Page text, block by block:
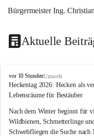
Bürgermeister Ing.
Aktuelle
S
t
ö
s
i
n
vor 10 StundenUmwelt
Heckentag 2026: Hecken als
Lebensräume für Bestäuber
Nach dem Winter beginnt für
Wildbienen, Schmetterlinge
Schwebfliegen die Suche nach